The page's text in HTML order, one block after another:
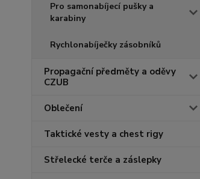
Pro samonabíjecí pušky a
karabiny
Rychlonabíječky zásobníků
Propagační předměty a oděvy
CZUB
Oblečení
Taktické vesty a chest rigy
Střelecké terče a záslepky